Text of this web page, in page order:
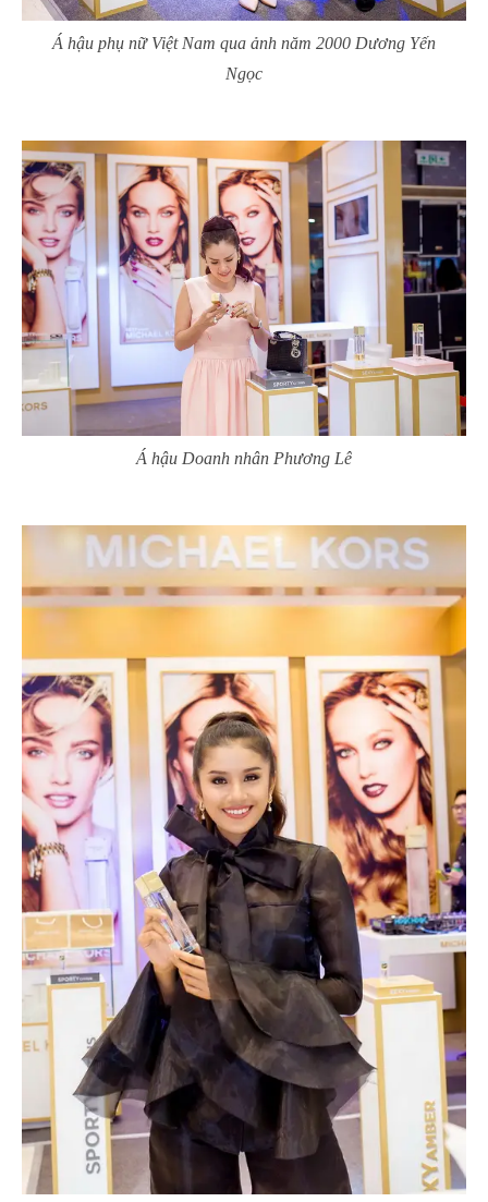
Á hậu phụ nữ Việt Nam qua ảnh năm 2000 Dương Yến
Ngọc
Á hậu Doanh nhân Phương Lê